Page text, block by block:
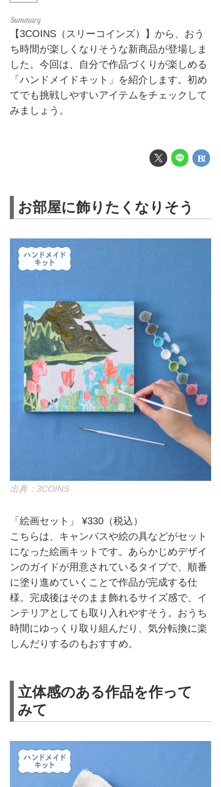
【3COINS（スリーコインズ）】から、おう
ち時間が楽しくなりそうな新商品が登場しま
した。今回は、自分で作品づくりが楽しめる
「ハンドメイドキット」を紹介します。初め
てでも挑戦しやすいアイテムをチェックして
みましょう。
お部屋に飾りたくなりそう
出典：3COINS
「絵画セット」 ¥330（税込）
こちらは、キャンバスや絵の具などがセット
になった絵画キットです。あらかじめデザイ
ンのガイドが用意されているタイプで、順番
に塗り進めていくことで作品が完成する仕
様。完成後はそのまま飾れるサイズ感で、イ
ンテリアとしても取り入れやすそう。おうち
時間にゆっくり取り組んだり、気分転換に楽
しんだりするのもおすすめ。
立体感のある作品を作って
みて